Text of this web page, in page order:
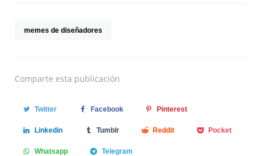
memes de diseñadores
Comparte esta publicación
Twitter Facebook Pinterest
Linkedin Tumblr Reddit Pocket
Whatsapp Telegram